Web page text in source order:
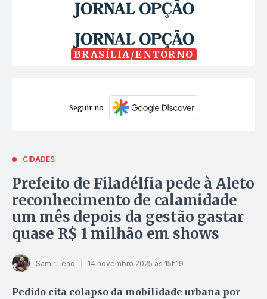
BRASÍLIA/ENTORNO
Seguir no
CIDADES
Prefeito de Filadélfia pede à Aleto
reconhecimento de calamidade
um mês depois da gestão gastar
quase R$ 1 milhão em shows
Samir Leão 14 novembro 2025 às 15h19
Pedido cita colapso da mobilidade urbana por